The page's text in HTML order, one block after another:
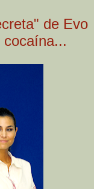
de Evo
cocaína...